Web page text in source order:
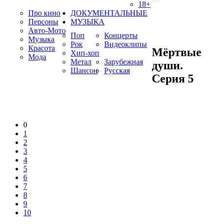
18+
Про кино
Персоны
Авто-Мото
Музыка
Красота
Мода
ДОКУМЕНТАЛЬНЫЕ
МУЗЫКА
Поп
Рок
Хип-хоп
Метал
Шансон
Концерты
Видеоклипы
Зарубежная
Русская
Мёртвые
души.
Серия 5
0
1
2
3
4
5
6
7
8
9
10